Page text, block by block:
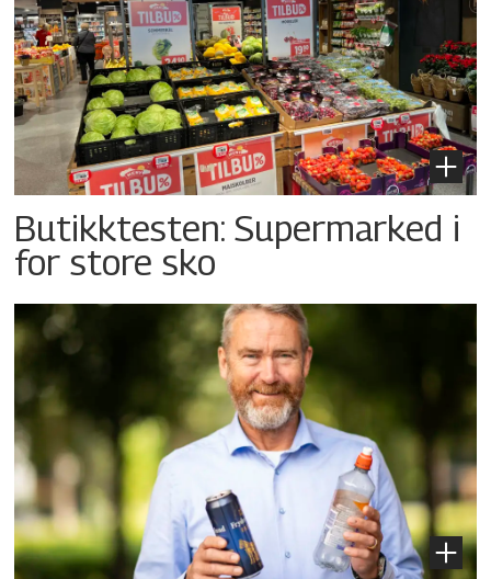
Butikktesten: Supermarked i
for store sko